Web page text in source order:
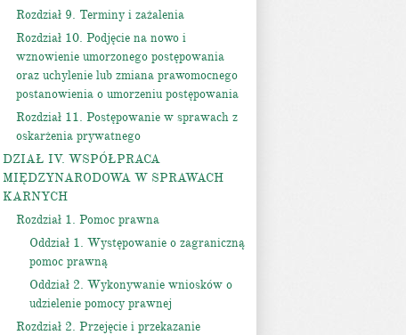
Rozdział 9. Terminy i zażalenia
Rozdział 10. Podjęcie na nowo i
wznowienie umorzonego postępowania
oraz uchylenie lub zmiana prawomocnego
postanowienia o umorzeniu postępowania
Rozdział 11. Postępowanie w sprawach z
oskarżenia prywatnego
DZIAŁ IV. WSPÓŁPRACA
MIĘDZYNARODOWA W SPRAWACH
KARNYCH
Rozdział 1. Pomoc prawna
Oddział 1. Występowanie o zagraniczną
pomoc prawną
Oddział 2. Wykonywanie wniosków o
udzielenie pomocy prawnej
Rozdział 2. Przejęcie i przekazanie